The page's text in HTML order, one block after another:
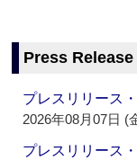
Press
プレスリリース
2026年08月07日 (
プレスリリース